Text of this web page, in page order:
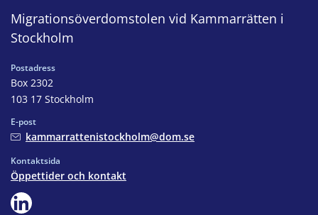
Migrationsöverdomstolen vid Kammarrätten i
Stockholm
Postadress
Box 2302
103 17 Stockholm
E-post
kammarrattenistockholm@dom.se
Kontaktsida
Öppettider och kontakt